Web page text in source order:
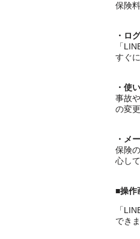
保険
・ロ
「
すぐ
・使
事故
の変
・メ
保険
心し
■操作
「
できま